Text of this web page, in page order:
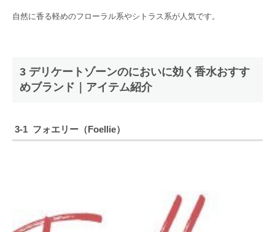
自然に香る軽めのフローラル系やシトラス系が人気です。
3 デリケートゾーンのにおいに効く香水おすす
めブランド｜アイテム紹介
3-1 フォエリー（Foellie）